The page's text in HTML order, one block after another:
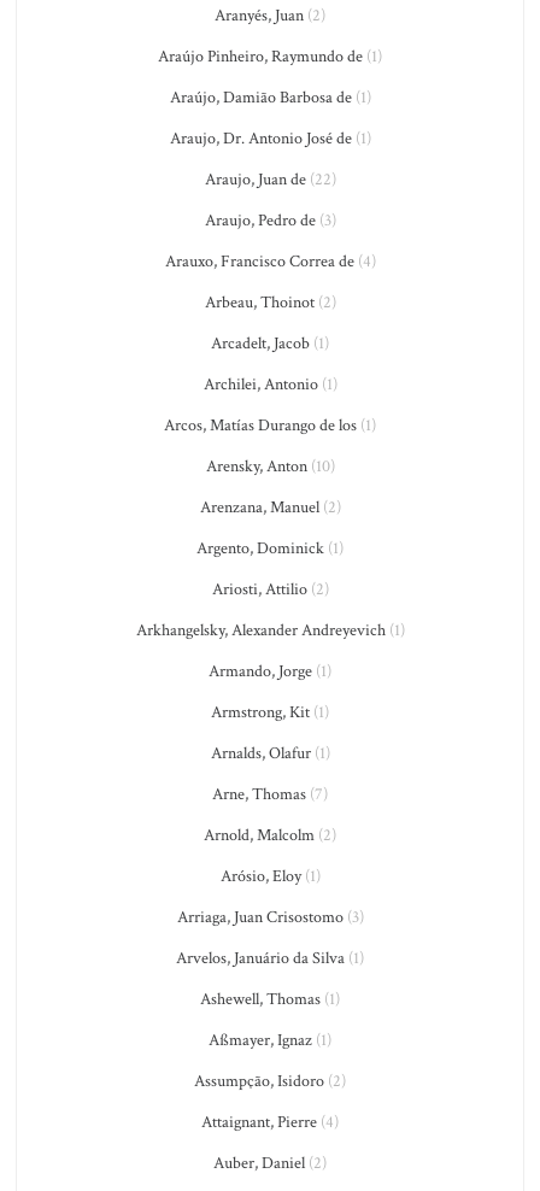
Aranyés, Juan (2)
Araújo Pinheiro, Raymundo de (1)
Araújo, Damião Barbosa de(1)
Araujo, Dr. Antonio José de(1)
Araujo, Juan de(22)
Araujo, Pedro de(3)
Arauxo, Francisco Correa de(4)
Arbeau, Thoinot(2)
Arcadelt, Jacob (1)
Archilei, Antonio(1)
Arcos, Matías Durango de los (1)
Arensky, Anton(10)
Arenzana, Manuel(2)
Argento, Dominick (1)
Ariosti, Attilio(2)
Arkhangelsky, Alexander Andreyevich(1)
Armando, Jorge (1)
Armstrong, Kit (1)
Arnalds, Olafur(1)
Arne, Thomas (7)
Arnold, Malcolm (2)
Arósio, Eloy(1)
Arriaga, Juan Crisostomo(3)
Arvelos, Januário da Silva (1)
Ashewell, Thomas (1)
Aßmayer, Ignaz (1)
Assumpção, Isidoro (2)
Attaignant, Pierre (4)
Auber, Daniel (2)